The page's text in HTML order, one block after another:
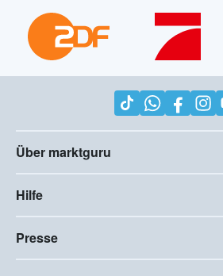
Über marktguru
Hilfe
Presse